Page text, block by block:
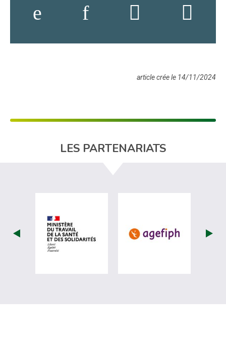
article crée le 14/11/2024
LES PARTENARIATS
visiter les site de Ministère du travail
visiter les